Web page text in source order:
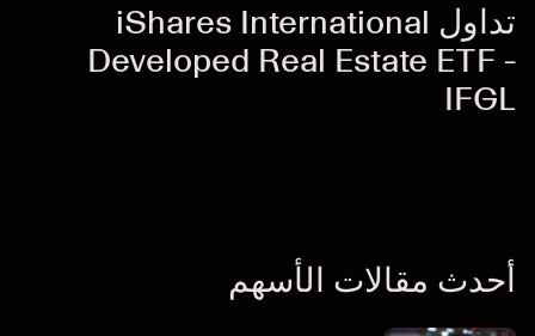
تداول iShares International
Developed Real Estate ETF -
IFGL
أحدث مقالات الأسهم